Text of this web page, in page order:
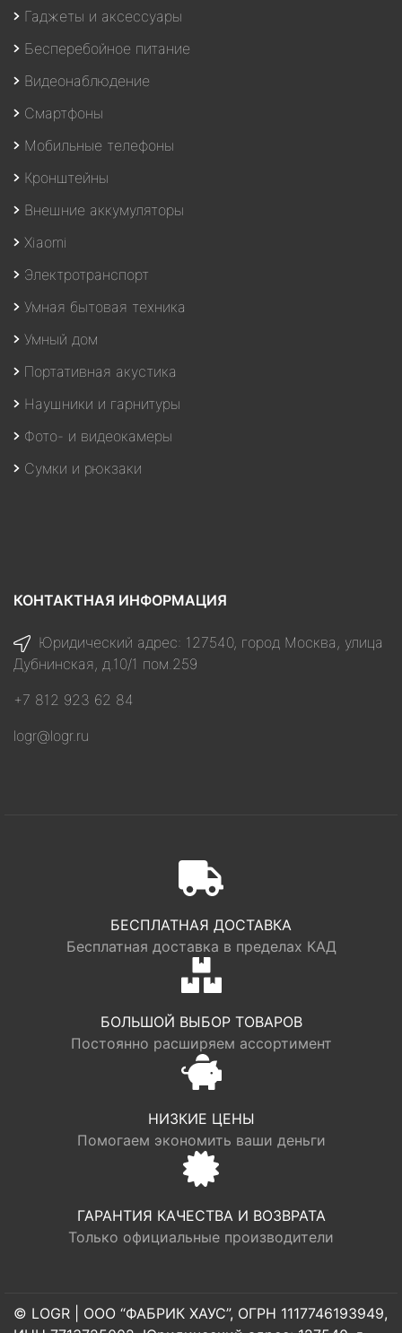
Гаджеты и аксессуары
Бесперебойное питание
Видеонаблюдение
Смартфоны
Мобильные телефоны
Кронштейны
Внешние аккумуляторы
Xiaomi
Электротранспорт
Умная бытовая техника
Умный дом
Портативная акустика
Наушники и гарнитуры
Фото- и видеокамеры
Сумки и рюкзаки
КОНТАКТНАЯ ИНФОРМАЦИЯ
Юридический адрес: 127540, город Москва, улица
Дубнинская, д.10/1 пом.259
+7 812 923 62 84
logr@logr.ru
БЕСПЛАТНАЯ ДОСТАВКА
Бесплатная доставка в пределах КАД
БОЛЬШОЙ ВЫБОР ТОВАРОВ
Постоянно расширяем ассортимент
НИЗКИЕ ЦЕНЫ
Помогаем экономить ваши деньги
ГАРАНТИЯ КАЧЕСТВА И ВОЗВРАТА
Только официальные производители
© LOGR | ООО “ФАБРИК ХАУС”, ОГРН 1117746193949,